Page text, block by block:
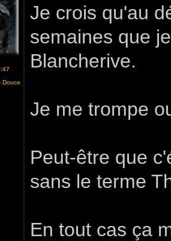
Douce
Je crois qu'au
semaines que
Blancherive.
Je me trompe
Peut-être que
sans le terme
En tout cas ça